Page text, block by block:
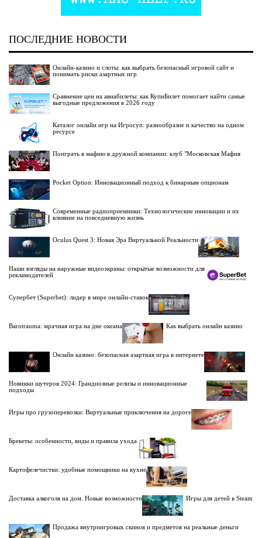
ПОСЛЕДНИЕ НОВОСТИ
Онлайн-казино и слоты: как выбрать безопасный игровой сайт и
понимать риски азартных игр
Сравнение цен на авиабилеты: как КупиБилет помогает найти самые
выгодные предложения в 2026 году
Каталог онлайн игр на Игросуп: разнообразие и качество на одном
ресурсе
Поиграть в мафию в дружной компании: клуб "Московская Мафия
Pocket Option: Инновационный подход к бинарным опционам
Современные радиоприемники: Технологические инновации и их
влияние на повседневную жизнь
Oculus Quest 3: Новая Эра Виртуальной Реальности
Наши взгляды на наружные видеоэкраны: открытые возможности для
рекламодателей
Супербет (Superbet): лидер в мире онлайн-ставок
Barotrauma: мрачная игра на дне океана Как выбрать онлайн казино
Онлайн казино: безопасная азартная игра в интернете
Новинки шутеров 2024: Грандиозные релизы и инновационные
подходы
Игры про грузоперевозки: Виртуальные приключения на дороге
Брекеты: особенности, виды и правила ухода
Картофелечистки: удобные помощники на кухне
Доставка алкоголя на дом. Новые возможности Игры для детей в Steam
Продажа внутриигровых скинов и предметов на реальные деньги